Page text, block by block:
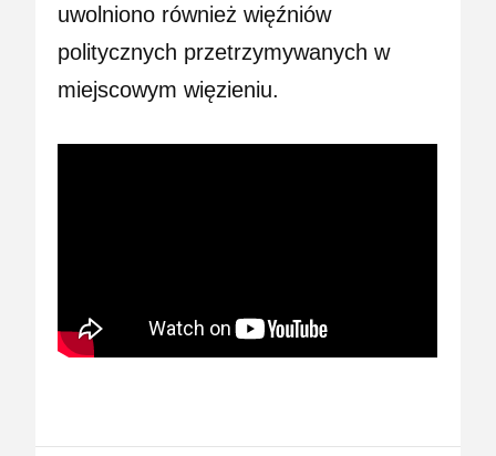
uwolniono również więźniów
politycznych przetrzymywanych w
miejscowym więzieniu.